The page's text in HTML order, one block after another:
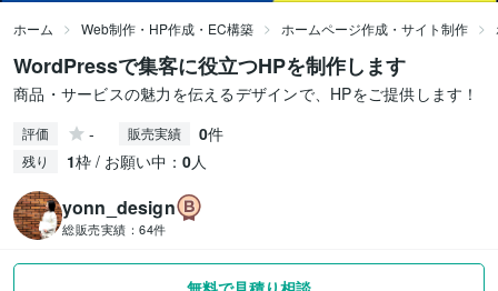
ホーム Web制作・HP作成・EC構築 ホームページ作成・サイト制作
WordPressで集客に役立つHPを制作します
商品・サービスの魅力を伝えるデザインで、HPをご提供します！
評価 - 販売実績 0件
残り 1枠 / お願い中： 0人
yonn_design
総販売実績： 64件